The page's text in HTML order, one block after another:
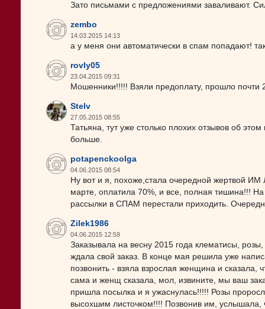
Зато письмами с предложениями заваливают.
zembo
14.03.2015 14:13
а у меня они автоматически в спам попадают!
rovly05
23.04.2015 09:31
Мошенники!!!!! Взяли предоплату, прошло почти
Stelv
27.05.2015 08:55
Татьяна, тут уже столько плохих отзывов об
больше.
potapenckoolga
04.06.2015 08:54
Ну вот и я, похоже,стала очередной жертвой
марте, оплатила 70%, и все, полная тишина!!!
рассылки в СПАМ перестали приходить.
Zilek1986
04.06.2015 12:59
Заказывала на весну 2015 года клематисы,
ждала свой заказ. В конце мая решила уже
позвонить - взяла взрослая женщина и сказала,
сама и женщ сказала, мол, извините, мы ваш
пришла посылка и я ужаснулась!!!!! Розы
высохшим листочком!!!! Позвонив им, услышала,